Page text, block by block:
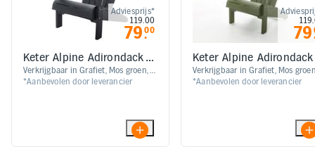
Adviesprijs*
119.00
79.00
Keter Alpine Adirondack
Tuinstoel - Grafiet
Verkrijgbaar in Grafiet, Mos groen,
Donkerblauw en Lichtgrijs |
zitting en brede armleuningen
*Aanbevolen door leverancier
79
Keter Alpine Adirondack
Tuinstoel - Mos groen
Verkrijgbaar in Grafiet, Mos
Donkerblauw en Lichtgrijs |
zitting en brede armleuningen
*Aanbevolen door leverancier